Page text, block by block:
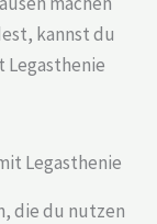
kannst du
Legasthenie
Legasthenie
die du nutzen